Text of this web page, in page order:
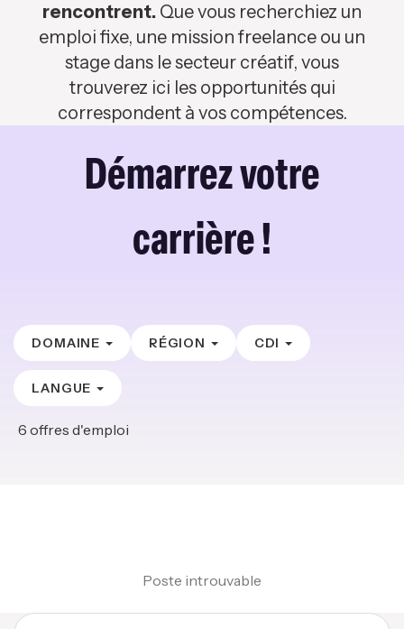
rencontrent. Que vous recherchiez un
emploi fixe, une mission freelance ou un
stage dans le secteur créatif, vous
trouverez ici les opportunités qui
correspondent à vos compétences.
Démarrez votre
carrière !
DOMAINE RÉGION CDI
LANGUE
6 offres d'emploi
Poste introuvable